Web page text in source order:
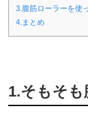
3.腹筋ローラーを使
4.まとめ
1.そもそも